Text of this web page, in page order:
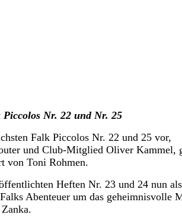
Nr. 22 und Nr. 25
Falk Piccolos Nr. 22 und 25 vor,
und Club-Mitglied Oliver Kammel,
von Toni Rohmen.
Heften Nr. 23 und 24 nun
Abenteuer um das geheimnisvolle